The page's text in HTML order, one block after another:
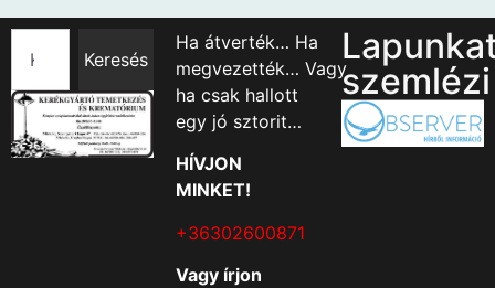
Keresés
Ha átverték… Ha
megvezették… Vagy
ha csak hallott
egy jó sztorit…
HÍVJON
MINKET!
+36302600871
Vagy írjon
szemlézi